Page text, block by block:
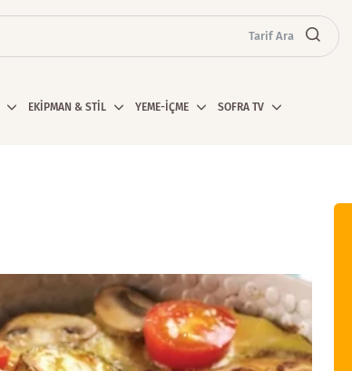
Tarif Ara
EKİPMAN & STİL YEME-İÇME SOFRA TV